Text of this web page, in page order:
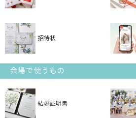
招待状
会場で使うもの
結婚証明書